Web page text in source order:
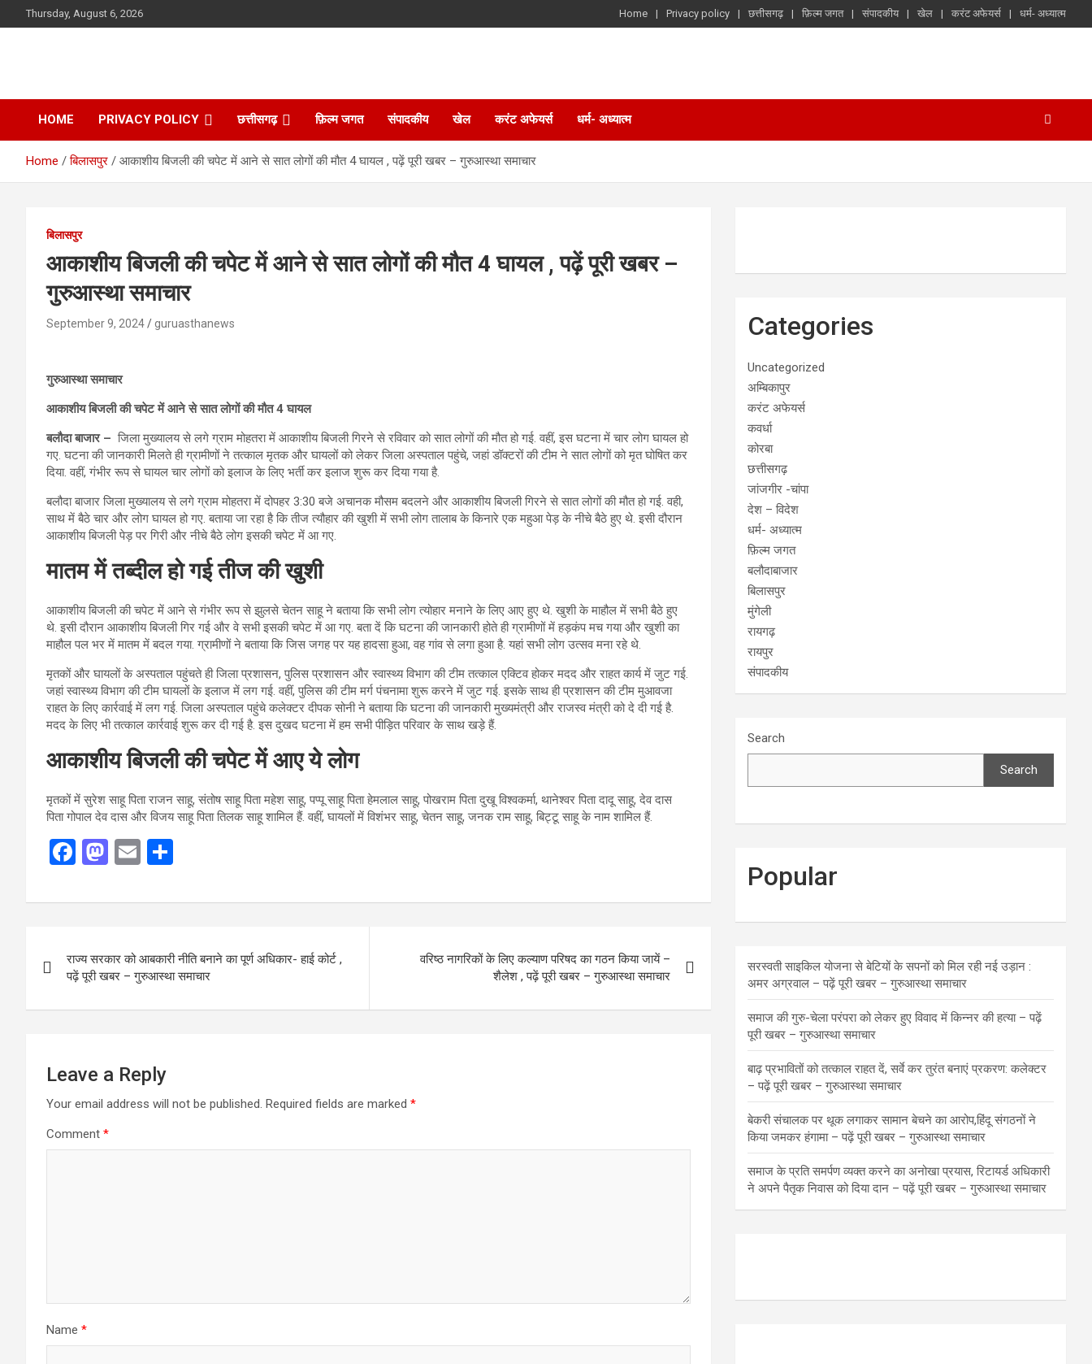
to
Thursday, August 6, 2026 Home Privacy policy छत्तीसगढ़ फ़िल्म जगत संपादकीय खेल करंट अफेयर्स धर्म- अध्यात्म
HOME PRIVACY POLICY छत्तीसगढ़ फ़िल्म जगत संपादकीय खेल करंट अफेयर्स धर्म- अध्यात्म
Home बिलासपुर आकाशीय बिजली की चपेट में आने से सात लोगों की मौत 4 घायल , पढ़ें पूरी खबर – गुरुआस्था समाचार
बिलासपुर
आकाशीय बिजली की चपेट में आने से सात लोगों की मौत 4 घायल , पढ़ें पूरी खबर –
गुरुआस्था समाचार
September 9, 2024 guruasthanews
गुरुआस्था समाचार
आकाशीय बिजली की चपेट में आने से सात लोगों की मौत 4 घायल
बलौदा बाजार – जिला मुख्यालय से लगे ग्राम मोहतरा में आकाशीय बिजली गिरने से रविवार को सात लोगों की मौत हो गई. वहीं, इस घटना में चार लोग घायल हो
गए. घटना की जानकारी मिलते ही ग्रामीणों ने तत्काल मृतक और घायलों को लेकर जिला अस्पताल पहुंचे, जहां डॉक्टरों की टीम ने सात लोगों को मृत घोषित कर
दिया. वहीं, गंभीर रूप से घायल चार लोगों को इलाज के लिए भर्ती कर इलाज शुरू कर दिया गया है.
बलौदा बाजार जिला मुख्यालय से लगे ग्राम मोहतरा में दोपहर 3:30 बजे अचानक मौसम बदलने और आकाशीय बिजली गिरने से सात लोगों की मौत हो गई. वही,
साथ में बैठे चार और लोग घायल हो गए. बताया जा रहा है कि तीज त्यौहार की खुशी में सभी लोग तालाब के किनारे एक महुआ पेड़ के नीचे बैठे हुए थे. इसी दौरान
आकाशीय बिजली पेड़ पर गिरी और नीचे बैठे लोग इसकी चपेट में आ गए.
मातम में तब्दील हो गई तीज की खुशी
आकाशीय बिजली की चपेट में आने से गंभीर रूप से झुलसे चेतन साहू ने बताया कि सभी लोग त्योहार मनाने के लिए आए हुए थे. खुशी के माहौल में सभी बैठे हुए
थे. इसी दौरान आकाशीय बिजली गिर गई और वे सभी इसकी चपेट में आ गए. बता दें कि घटना की जानकारी होते ही ग्रामीणों में हड़कंप मच गया और खुशी का
माहौल पल भर में मातम में बदल गया. ग्रामीणों ने बताया कि जिस जगह पर यह हादसा हुआ, वह गांव से लगा हुआ है. यहां सभी लोग उत्सव मना रहे थे.
मृतकों और घायलों के अस्पताल पहुंचते ही जिला प्रशासन, पुलिस प्रशासन और स्वास्थ्य विभाग की टीम तत्काल एक्टिव होकर मदद और राहत कार्य में जुट गई.
जहां स्वास्थ्य विभाग की टीम घायलों के इलाज में लग गई. वहीं, पुलिस की टीम मर्ग पंचनामा शुरू करने में जुट गई. इसके साथ ही प्रशासन की टीम मुआवजा
राहत के लिए कार्रवाई में लग गई. जिला अस्पताल पहुंचे कलेक्टर दीपक सोनी ने बताया कि घटना की जानकारी मुख्यमंत्री और राजस्व मंत्री को दे दी गई है.
मदद के लिए भी तत्काल कार्रवाई शुरू कर दी गई है. इस दुखद घटना में हम सभी पीड़ित परिवार के साथ खड़े हैं.
आकाशीय बिजली की चपेट में आए ये लोग
मृतकों में सुरेश साहू पिता राजन साहू, संतोष साहू पिता महेश साहू, पप्पू साहू पिता हेमलाल साहू, पोखराम पिता दुखू विश्वकर्मा, थानेश्वर पिता दादू साहू, देव दास
पिता गोपाल देव दास और विजय साहू पिता तिलक साहू शामिल हैं. वहीं, घायलों में विशंभर साहू, चेतन साहू, जनक राम साहू, बिट्टू साहू के नाम शामिल हैं.
F
ce
o
o
k
M
st
d
o
n
E
ail ar
navigation
राज्य सरकार को आबकारी नीति बनाने का पूर्ण अधिकार- हाई कोर्ट ,
पढ़ें पूरी खबर – गुरुआस्था समाचार
वरिष्ठ नागरिकों के लिए कल्याण परिषद का गठन किया जायें –
शैलेश , पढ़ें पूरी खबर – गुरुआस्था समाचार
Leave a Reply
Your email address will not be published. Required fields are marked *
Comment *
Name *
Categories
Uncategorized
अम्बिकापुर
करंट अफेयर्स
कवर्धा
कोरबा
छत्तीसगढ़
जांजगीर -चांपा
देश – विदेश
धर्म- अध्यात्म
फ़िल्म जगत
बलौदाबाजार
बिलासपुर
मुंगेली
रायगढ़
रायपुर
संपादकीय
Search
Search
Popular
सरस्वती साइकिल योजना से बेटियों के सपनों को मिल रही नई उड़ान :
अमर अग्रवाल – पढ़ें पूरी खबर – गुरुआस्था समाचार
समाज की गुरु-चेला परंपरा को लेकर हुए विवाद में किन्नर की हत्या – पढ़ें
पूरी खबर – गुरुआस्था समाचार
बाढ़ प्रभावितों को तत्काल राहत दें, सर्वे कर तुरंत बनाएं प्रकरण: कलेक्टर
– पढ़ें पूरी खबर – गुरुआस्था समाचार
बेकरी संचालक पर थूक लगाकर सामान बेचने का आरोप,हिंदू संगठनों ने
किया जमकर हंगामा – पढ़ें पूरी खबर – गुरुआस्था समाचार
समाज के प्रति समर्पण व्यक्त करने का अनोखा प्रयास, रिटायर्ड अधिकारी
ने अपने पैतृक निवास को दिया दान – पढ़ें पूरी खबर – गुरुआस्था समाचार